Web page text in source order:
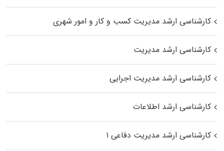
کارشناسی ارشد مدیریت کسب و کار و امور شهری
کارشناسی ارشد مدیریت
کارشناسی ارشد مدیریت اجرایی
کارشناسی ارشد اطلاعات
کارشناسی ارشد مدیریت دفاعی ۱